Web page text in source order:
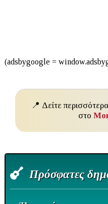
📍 Δείτε
στο
Πρόσφατες